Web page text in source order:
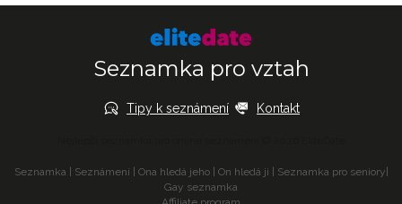
Seznamka pro vztah
Tipy k seznámení Kontakt
Seznamka Seznámení Ona hledá jeho| On hledá ji Seznamka pro seniory
Gay seznamka